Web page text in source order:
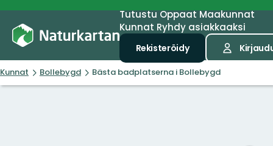
TutustuOppaatMaakunnat
Kunnat Ryhdy asiakkaaksi
Rekisteröidy
Kunnat Bollebygd Bästa badplatserna i Bollebygd